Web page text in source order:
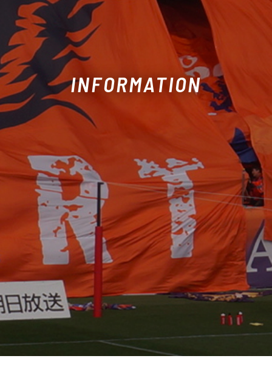
INFORMATION